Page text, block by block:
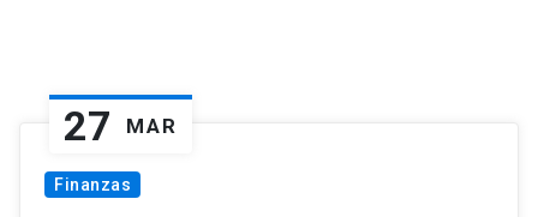
27 MAR
Finanzas